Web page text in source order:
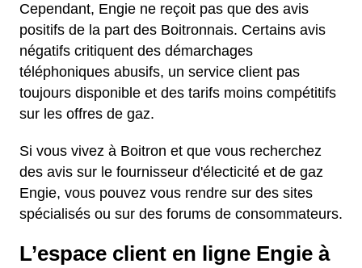
Cependant, Engie ne reçoit pas que des avis
positifs de la part des Boitronnais. Certains avis
négatifs critiquent des démarchages
téléphoniques abusifs, un service client pas
toujours disponible et des tarifs moins compétitifs
sur les offres de gaz.
Si vous vivez à Boitron et que vous recherchez
des avis sur le fournisseur d'électicité et de gaz
Engie, vous pouvez vous rendre sur des sites
spécialisés ou sur des forums de consommateurs.
L’espace client en ligne Engie à